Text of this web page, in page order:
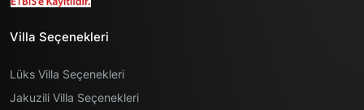
Villa Seçenekleri
Lüks Villa Seçenekleri
Jakuzili Villa Seçenekleri